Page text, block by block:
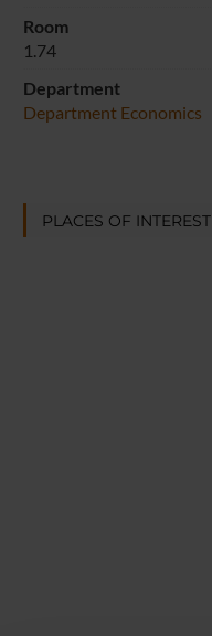
Room
1.74
Department
Department Economics
PLACES OF INTEREST